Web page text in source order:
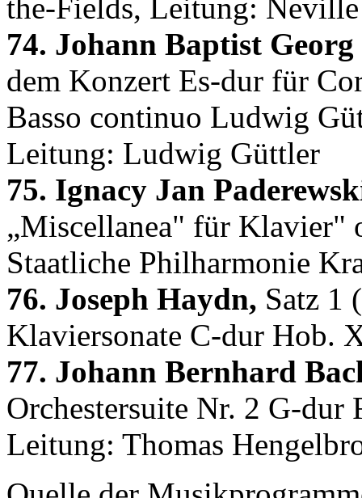
the-Fields, Leitung:
74. Johann Baptist
dem Konzert Es-dur für
Basso continuo Ludwig
Leitung: Ludwig Güttler
75. Ignacy Jan
„Miscellanea" für Klavier"
Staatliche Philharmonie
76. Joseph Haydn, Satz 1
Klaviersonate C-dur Hob.
77. Johann Bernhard
Orchestersuite Nr. 2 G-dur
Leitung: Thomas